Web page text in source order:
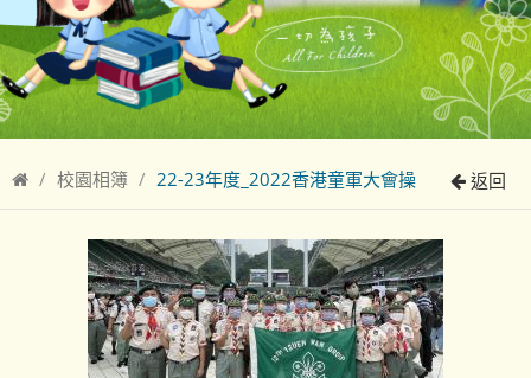
校園相簿 22-23年度_2022香港童軍大會操 返回